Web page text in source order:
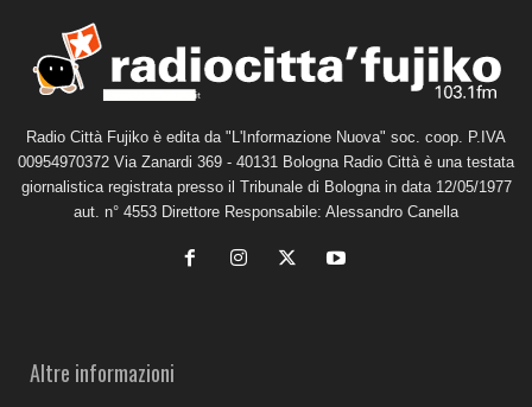
Radio Città Fujiko è edita da "L'Informazione Nuova" soc. coop. P.IVA
00954970372 Via Zanardi 369 - 40131 Bologna Radio Città è una testata
giornalistica registrata presso il Tribunale di Bologna in data 12/05/1977
aut. n° 4553 Direttore Responsabile: Alessandro Canella
Altre informazioni